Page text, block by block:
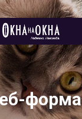
форма